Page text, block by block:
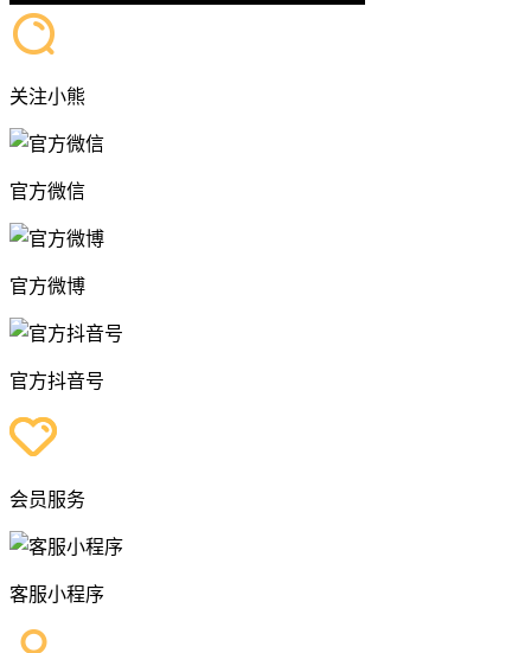
关注小熊
官方微信
官方微博
官方抖音号
会员服务
客服小程序